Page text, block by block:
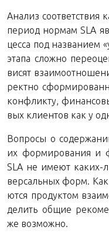
Ана­лиз со­от­вет­ствия
пе­ри­од нор­мам SLA
цес­са под на­зва­ни­ем
этапа слож­но
ви­сят
рект­но
кон­флик­ту,
вых кли­ен­тов как у
Во­про­сы о
их фор­ми­ро­ва­ния и
SLA не имеют ка­ких-
вер­саль­ных форм.
ют­ся про­дук­том
де­лить общие
же возможно.